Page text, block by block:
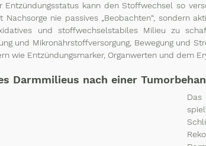
kann den Stoffwechsel so
nie passives „Beobachten“, sondern
und stoffwechselstabiles Milieu zu
und Mikronährstoffversorgung, Bewegung und
wie Entzündungsmarker, Organwerten und dem
Darmmilieus nach einer